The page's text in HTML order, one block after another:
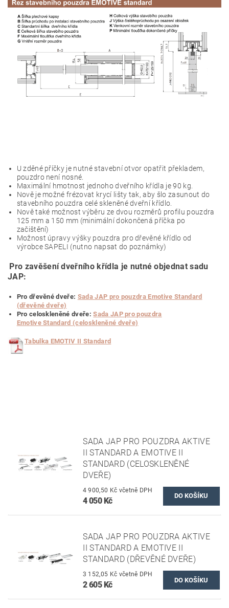
U zděné příčky je nutné stavební otvor opatřit překladem,
pouzdro není nosné.
Maximální hmotnost jednoho dveřního křídla je 90 kg.
Nově je možné frézovat krycí lišty tak, aby šlo zasunout do
stavebního pouzdra celé skleněné dveřní křídlo.
Nově také možnost výběru ze dvou rozměrů profilu pouzdra
125 mm a 150 mm (minimální dokončená příčka po
začištění)
Možnost úpravy výšky pouzdra pro dřevěné křídlo od
výrobce SAPELI (nutno napsat do poznámky)
Pro zavěšení dveřního křídla je nutné objednat sadu
JAP:
Pro dřevěné dveře: Sada JAP pro pouzdra Emotive Standard
(dřevěné dveře)
Pro celoskleněné dveře:Sada JAP pro pouzdra
Emotive Standard (celoskleněné dveře)
Tabulka EMOTIV II Standard
SADA JAP PRO POUZDRA AKTIVE
II STANDARD A EMOTIVE II
STANDARD (CELOSKLENĚNÉ
DVEŘE)
4 900,50 Kč včetně DPH
4 050 Kč
SADA JAP PRO POUZDRA AKTIVE
II STANDARD A EMOTIVE II
STANDARD (DŘEVĚNÉ DVEŘE)
3 152,05 Kč včetně DPH
2 605 Kč